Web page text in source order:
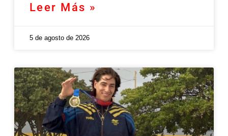
Leer Más »
5 de agosto de 2026